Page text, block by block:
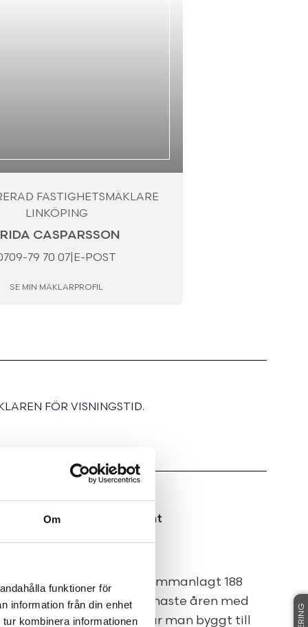
Om
funktioner för
information från din enhet
kombinera informationen
FASTIGHETSMÄKLARE
LINKÖPING
CASPARSSON
79 70 07 E-POST
SE MIN MÄKLARPROFIL
FÖR VISNINGSTID.
på solig hörntomt
ett radhus om sammanlagt 188
som renoverats de senaste åren med
På husets baksida har man byggt till